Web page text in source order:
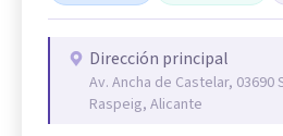
Dirección principal
Av. Ancha de Castelar, 03690
Raspeig, Alicante